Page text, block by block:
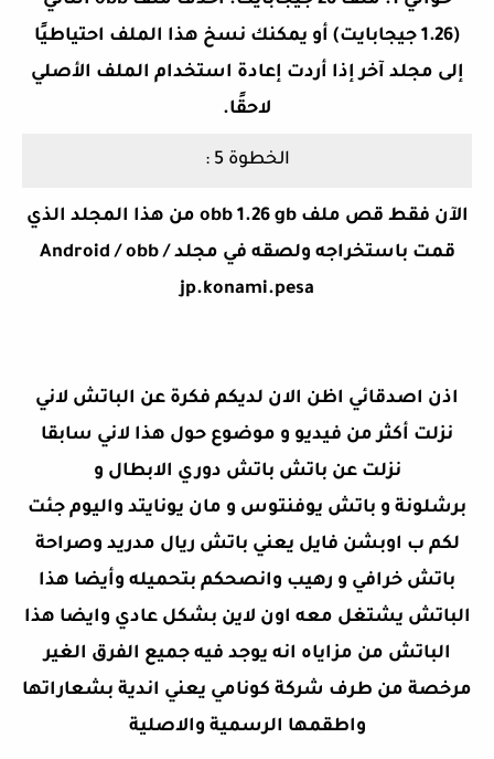
(1.26 جيجابايت) أو يمكنك نسخ هذا الملف احتياطيًا
إلى مجلد آخر إذا أردت إعادة استخدام الملف الأصلي
لاحقًا.
الخطوة 5 :
الآن فقط قص ملف obb 1.26 gb من هذا المجلد الذي
قمت باستخراجه ولصقه في مجلد Android / obb /
jp.konami.pesa
اذن اصدقائي اظن الان لديكم فكرة عن الباتش لاني
نزلت أكثر من فيديو و موضوع حول هذا لاني سابقا
نزلت عن باتش باتش دوري الابطال و
برشلونة و باتش يوفنتوس و مان يونايتد واليوم جئت
لكم ب اوبشن فايل يعني باتش ريال مدريد وصراحة
باتش خرافي و رهيب وانصحكم بتحميله وأيضا هذا
الباتش يشتغل معه اون لاين بشكل عادي وايضا هذا
الباتش من مزاياه انه يوجد فيه جميع الفرق الغير
مرخصة من طرف شركة كونامي يعني اندية بشعاراتها
واطقمها الرسمية والاصلية